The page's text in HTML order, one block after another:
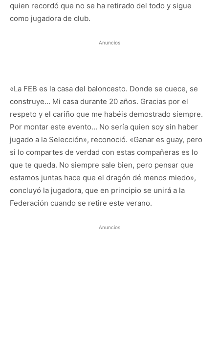
quien recordó que no se ha retirado del todo y sigue
como jugadora de club.
Anuncios
«La FEB es la casa del baloncesto. Donde se cuece, se
construye… Mi casa durante 20 años. Gracias por el
respeto y el cariño que me habéis demostrado siempre.
Por montar este evento… No sería quien soy sin haber
jugado a la Selección», reconoció. «Ganar es guay, pero
si lo compartes de verdad con estas compañeras es lo
que te queda. No siempre sale bien, pero pensar que
estamos juntas hace que el dragón dé menos miedo»,
concluyó la jugadora, que en principio se unirá a la
Federación cuando se retire este verano.
Anuncios